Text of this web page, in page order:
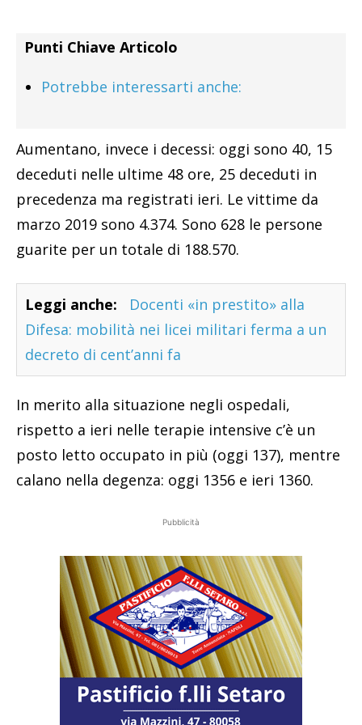
Punti Chiave Articolo
Potrebbe interessarti anche:
Aumentano, invece i decessi: oggi sono 40, 15
deceduti nelle ultime 48 ore, 25 deceduti in
precedenza ma registrati ieri​. Le vittime da
marzo 2019 sono 4.374. Sono 628 le persone
guarite per un totale di 188.570.
Leggi anche:
Docenti «in prestito» alla
Difesa: mobilità nei licei militari ferma a un
decreto di cent’anni fa
In merito alla situazione negli ospedali,
rispetto a ieri nelle terapie intensive c’è un
posto letto occupato in più (oggi 137), mentre
calano nella degenza: oggi 1356 e ieri 1360.
Pubblicità